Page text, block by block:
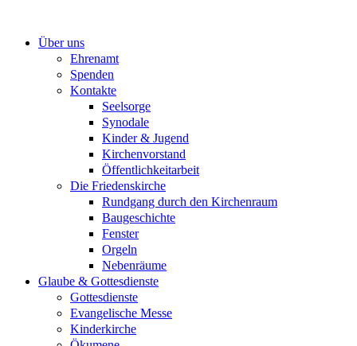
springenÜber uns
Ehrenamt
Spenden
Kontakte
Seelsorge
Synodale
Kinder & Jugend
Kirchenvorstand
Öffentlichkeitarbeit
Die Friedenskirche
Rundgang durch den Kirchenraum
Baugeschichte
Fenster
Orgeln
Nebenräume
Glaube & Gottesdienste
Gottesdienste
Evangelische Messe
Kinderkirche